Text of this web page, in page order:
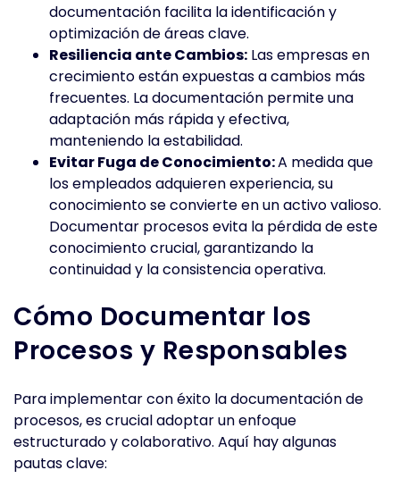
documentación facilita la identificación y
optimización de áreas clave.
Resiliencia ante Cambios: Las empresas en
crecimiento están expuestas a cambios más
frecuentes. La documentación permite una
adaptación más rápida y efectiva,
manteniendo la estabilidad.
Evitar Fuga de Conocimiento:A medida que
los empleados adquieren experiencia, su
conocimiento se convierte en un activo valioso.
Documentar procesos evita la pérdida de este
conocimiento crucial, garantizando la
continuidad y la consistencia operativa.
Cómo Documentar los
Procesos y Responsables
Para implementar con éxito la documentación de
procesos, es crucial adoptar un enfoque
estructurado y colaborativo. Aquí hay algunas
pautas clave: